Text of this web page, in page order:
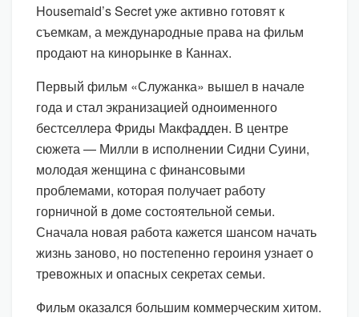
Housemaid’s Secret уже активно готовят к
съемкам, а международные права на фильм
продают на кинорынке в Каннах.
Первый фильм «Служанка» вышел в начале
года и стал экранизацией одноименного
бестселлера Фриды Макфадден. В центре
сюжета — Милли в исполнении Сидни Суини,
молодая женщина с финансовыми
проблемами, которая получает работу
горничной в доме состоятельной семьи.
Сначала новая работа кажется шансом начать
жизнь заново, но постепенно героиня узнает о
тревожных и опасных секретах семьи.
Фильм оказался большим коммерческим хитом.